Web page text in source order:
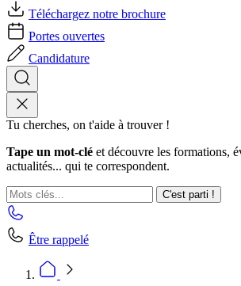
Téléchargez notre brochure
Portes ouvertes
Candidature
Tu cherches, on t'aide à trouver !
Tape un mot-clé et découvre les formations,
actualités... qui te correspondent.
C'est parti !
Être rappelé